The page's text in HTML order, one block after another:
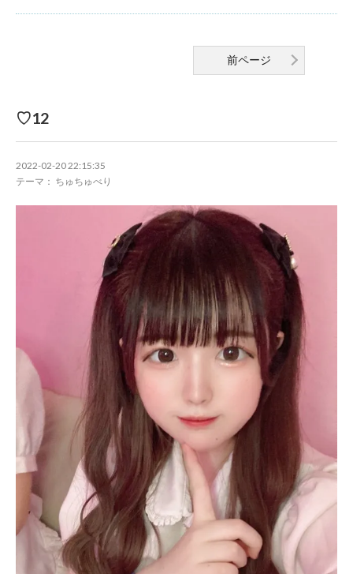
前ページ
♡12
2022-02-20 22:15:35
テーマ： ちゅちゅべり